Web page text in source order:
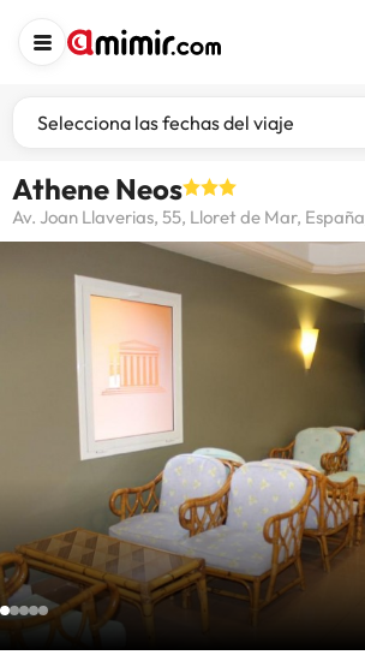
Selecciona las fechas del viaje
Athene Neos
Av. Joan Llaverias, 55, Lloret de Mar, España